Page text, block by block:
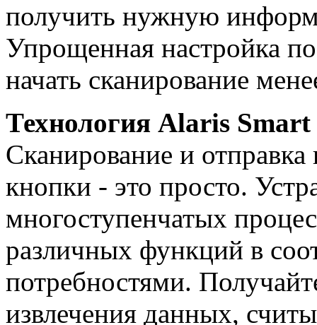
получить нужную
Упрощенная настройка
начать сканирование
Технология Alaris Smart
Сканирование и
кнопки - это просто.
многоступенчатых
различных функций в
потребностями.
извлечения данных,